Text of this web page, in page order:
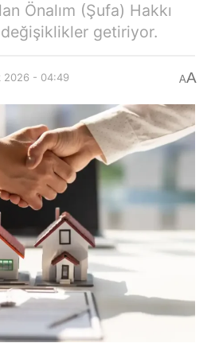
Önalım (Şufa) Hakkı
getiriyor.
2026 - 04:49 AA